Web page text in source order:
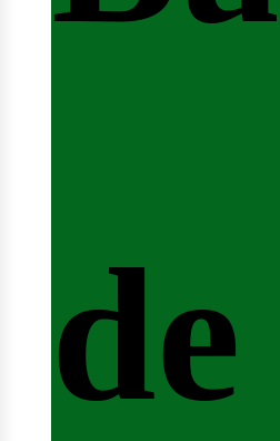
de